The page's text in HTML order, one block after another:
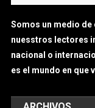
Somos un medio
nuesstros lectores
nacional o
es el mundo en que